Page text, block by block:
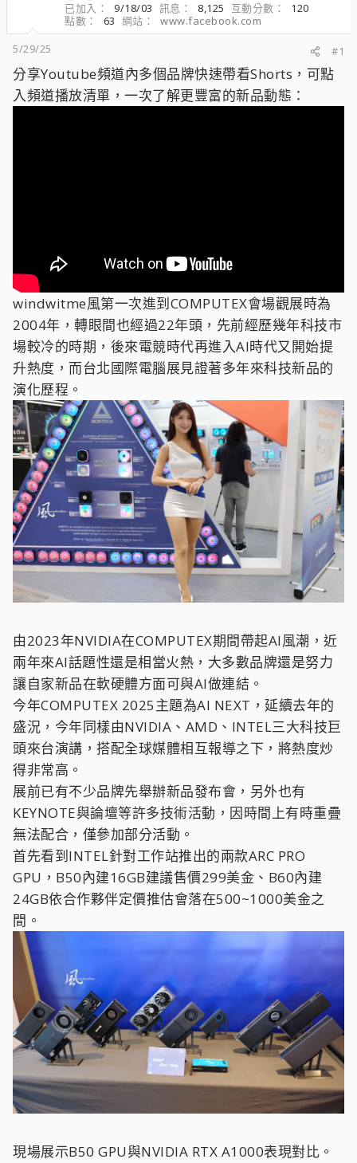
已加入
9/18/03 訊息 8,125 互動分數
120
點數
63 網站
www.facebook.com
5/29/25
#1
分享Youtube頻道內多個品牌快速帶看Shorts，可點
入頻道播放清單，一次了解更豐富的新品動態：
windwitme風第一次進到COMPUTEX會場觀展時為
2004年，轉眼間也經過22年頭，先前經歷幾年科技市
場較冷的時期，後來電競時代再進入AI時代又開始提
升熱度，而台北國際電腦展見證著多年來科技新品的
演化歷程。
由2023年NVIDIA在COMPUTEX期間帶起AI風潮，近
兩年來AI話題性還是相當火熱，大多數品牌還是努力
讓自家新品在軟硬體方面可與AI做連結。
今年COMPUTEX 2025主題為AI NEXT，延續去年的
盛況，今年同樣由NVIDIA、AMD、INTEL三大科技巨
頭來台演講，搭配全球媒體相互報導之下，將熱度炒
得非常高。
展前已有不少品牌先舉辦新品發布會，另外也有
KEYNOTE與論壇等許多技術活動，因時間上有時重疊
無法配合，僅參加部分活動。
首先看到INTEL針對工作站推出的兩款ARC PRO
GPU，B50內建16GB建議售價299美金、B60內建
24GB依合作夥伴定價推估會落在500~1000美金之
間。
現場展示B50 GPU與NVIDIA RTX A1000表現對比。